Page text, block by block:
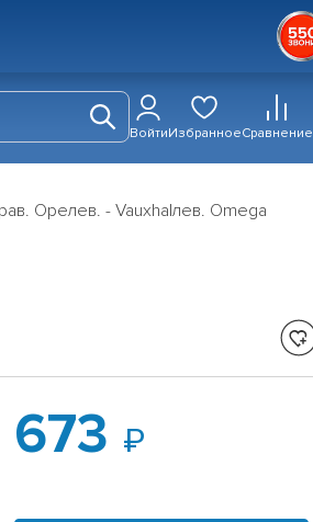
ВойтиИзбранноеСравнение
Opeлев. - Vauxhalлев. Omega
673